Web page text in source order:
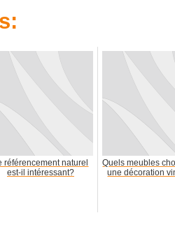
référencement naturel
est-il intéressant?
Quels meubles
une décoration